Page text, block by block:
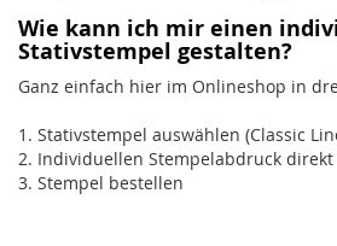
Wie kann ich mir einen
Stativstempel gestalten?
Ganz einfach hier im Onlineshop in
1. Stativstempel auswählen (Classic
2. Individuellen Stempelabdruck
3. Stempel bestellen